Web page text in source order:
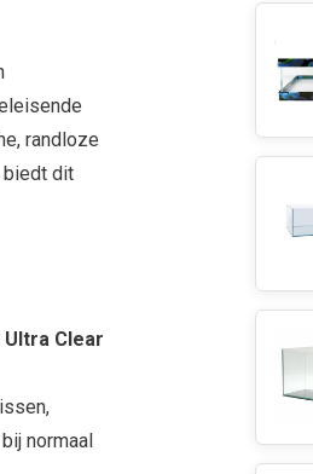
randloze
biedt dit
Ultra Clear
normaal